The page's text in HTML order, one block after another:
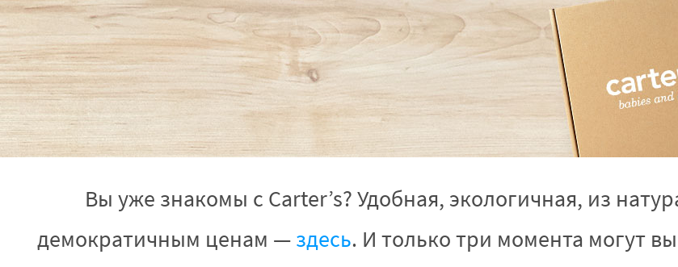
Вы уже знакомы с Carter’s? Удобная, экологичная, из
демократичным ценам —здесь. И только три момента могут